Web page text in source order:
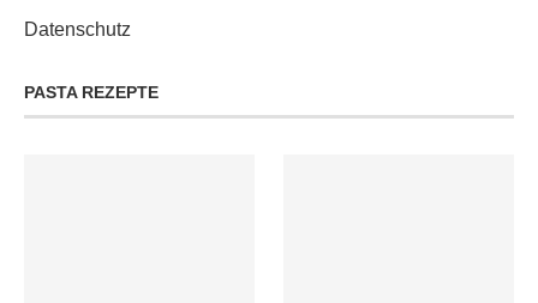
Datenschutz
PASTA REZEPTE